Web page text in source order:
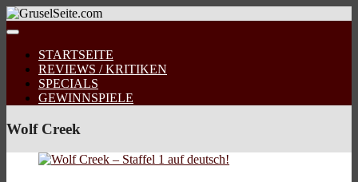
STARTSEITE
REVIEWS / KRITIKEN
SPECIALS
GEWINNSPIELE
Wolf Creek